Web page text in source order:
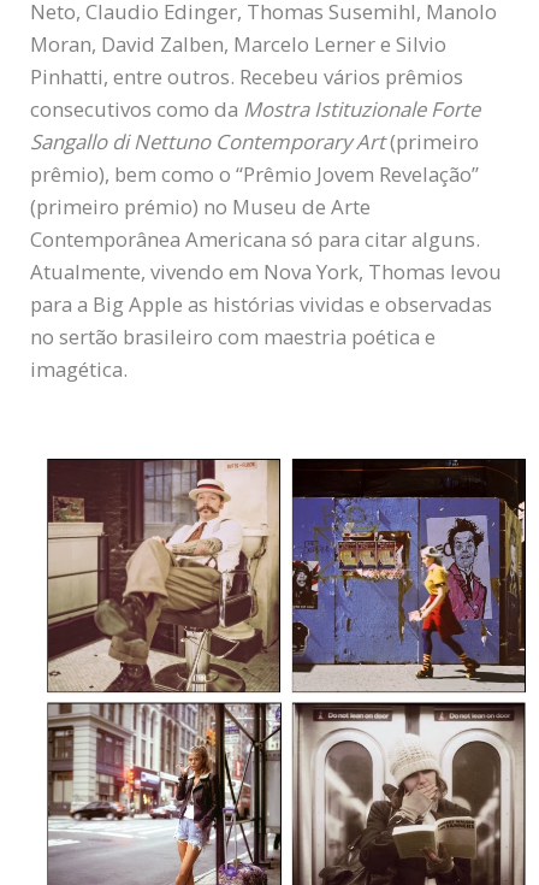
Neto, Claudio Edinger, Thomas Susemihl, Manolo
Moran, David Zalben, Marcelo Lerner e Silvio
Pinhatti, entre outros. Recebeu vários prêmios
consecutivos como da Mostra Istituzionale Forte
Sangallo di Nettuno Contemporary Art(primeiro
prêmio), bem como o “Prêmio Jovem Revelação”
(primeiro prémio) no Museu de Arte
Contemporânea Americana só para citar alguns.
Atualmente, vivendo em Nova York, Thomas levou
para a Big Apple as histórias vividas e observadas
no sertão brasileiro com maestria poética e
imagética.